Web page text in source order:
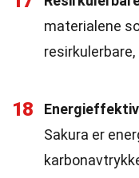
materialene
18
Sakura er